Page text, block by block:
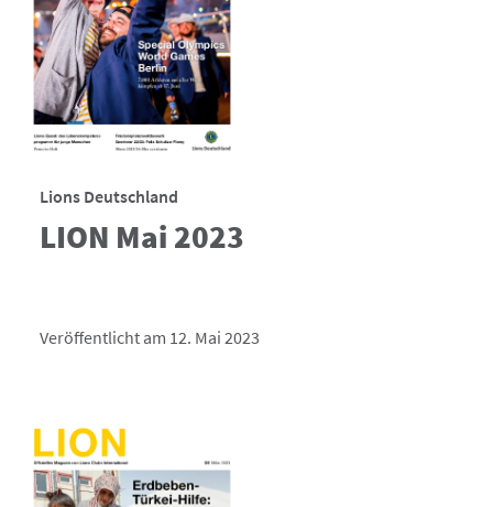
Lions Deutschland
LION Mai 2023
Veröffentlicht am 12. Mai 2023